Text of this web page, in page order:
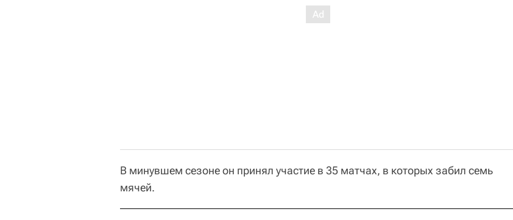
В минувшем сезоне он принял участие в 35 матчах, в которых забил семь
мячей.